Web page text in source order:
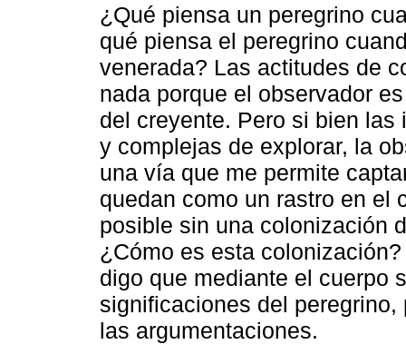
¿Qué piensa un peregrino
qué piensa el peregrino
venerada? Las actitudes de
nada porque el observador
del creyente. Pero si bien
y complejas de explorar, la
una vía que me permite
quedan como un rastro en el
posible sin una colonización
¿Cómo es esta
digo que mediante el cuerpo
significaciones del
las argumentaciones.